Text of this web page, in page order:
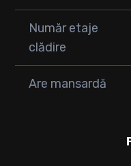
Număr etaje
clădire
Are mansardă